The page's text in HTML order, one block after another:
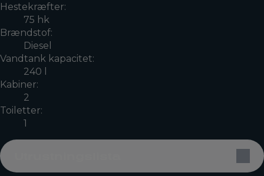
Hestekræfter:
75 hk
Brændstof:
Diesel
Vandtank kapacitet:
240 l
Kabiner:
2
Toiletter:
1